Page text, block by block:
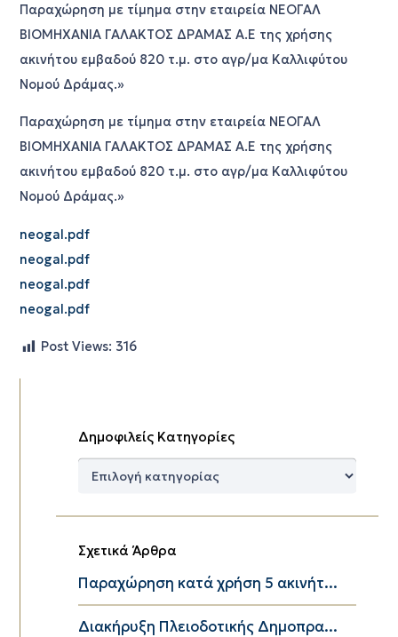
Παραχώρηση με τίμημα στην εταιρεία ΝΕΟΓΑΛ
ΒΙΟΜΗΧΑΝΙΑ ΓΑΛΑΚΤΟΣ ΔΡΑΜΑΣ Α.Ε της χρήσης
ακινήτου εμβαδού 820 τ.μ. στο αγρ/μα Καλλιφύτου
Νομού Δράμας.»
Παραχώρηση με τίμημα στην εταιρεία ΝΕΟΓΑΛ
ΒΙΟΜΗΧΑΝΙΑ ΓΑΛΑΚΤΟΣ ΔΡΑΜΑΣ Α.Ε της χρήσης
ακινήτου εμβαδού 820 τ.μ. στο αγρ/μα Καλλιφύτου
Νομού Δράμας.»
neogal.pdf
neogal.pdf
neogal.pdf
neogal.pdf
Post Views: 316
Δημοφιλείς Κατηγορίες
Δημοφιλείς
Σχετικά Άρθρα
Παραχώρηση κατά χρήση 5 ακινήτ...
Διακήρυξη Πλειοδοτικής Δημοπρα...